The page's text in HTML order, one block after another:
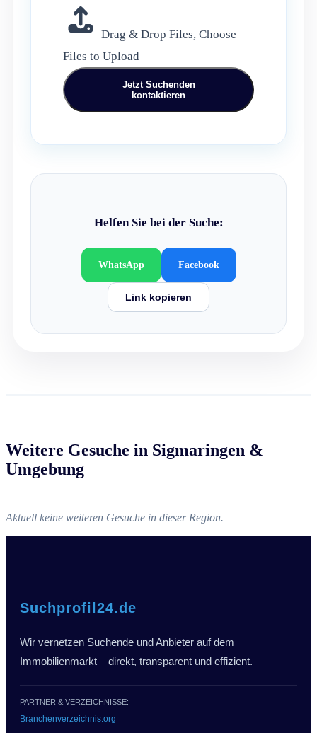
Drag & Drop Files, Choose
Files to Upload
Jetzt Suchenden
kontaktieren
Helfen Sie bei der Suche:
WhatsApp Facebook
Link kopieren
Weitere Gesuche in Sigmaringen &
Umgebung
Aktuell keine weiteren Gesuche in dieser Region.
Suchprofil24.de
Wir vernetzen Suchende und Anbieter auf dem
Immobilienmarkt – direkt, transparent und effizient.
PARTNER & VERZEICHNISSE:
Branchenverzeichnis.org